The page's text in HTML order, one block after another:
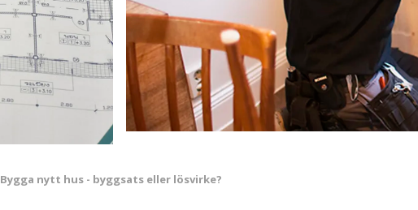
Bygga nytt hus - byggsats eller lösvirke?